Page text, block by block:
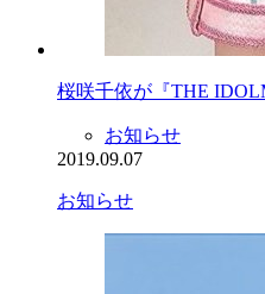
桜咲千依が『THE
お知らせ
2019.09.07
お知らせ